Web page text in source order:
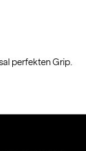
perfekten Grip.